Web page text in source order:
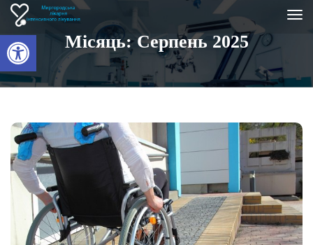
Відкрити Панель інструментів Місяць:Серпень 2025